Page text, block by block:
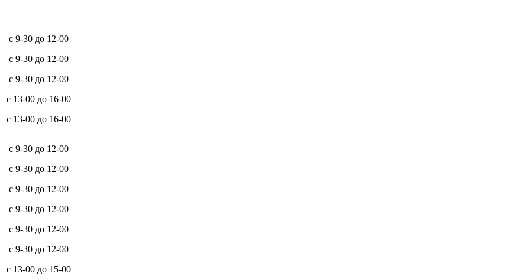
с 9-30 до 12-00
с 9-30 до 12-00
с 9-30 до 12-00
с 13-00 до 16-00
с 13-00 до 16-00
с 9-30 до 12-00
с 9-30 до 12-00
с 9-30 до 12-00
с 9-30 до 12-00
с 9-30 до 12-00
с 9-30 до 12-00
с 13-00 до 15-00